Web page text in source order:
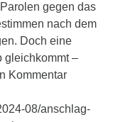
gegen das
nach dem
Doch eine
gleichkommt –
Kommentar
08/anschlag-